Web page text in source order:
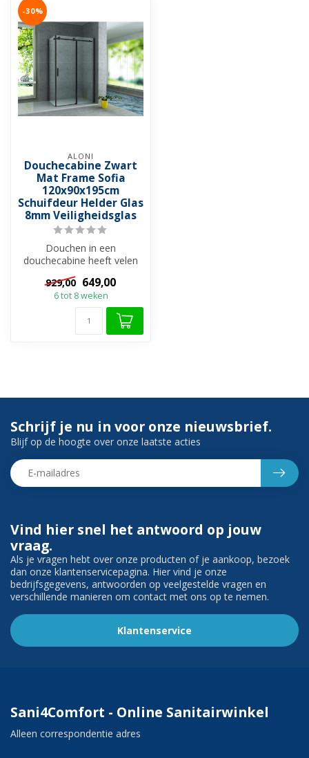
-30%
ALONI
Douchecabine Zwart
Mat Frame Sofia
120x90x195cm
Schuifdeur Helder Glas
8mm Veiligheidsglas
Douchen in een
douchecabine heeft velen
voordelen. Met deze
douchecabine geniet ...
929,00 649,00
6 tot 8 weken
Vind hier snel het antwoord op jouw
vraag.
Als je vragen hebt over onze producten of je aankoop, bezoek
dan onze klantenservicepagina. Hier vind je onze
bedrijfsgegevens, antwoorden op veelgestelde vragen en
verschillende manieren om contact met ons op te nemen.
Klantenservice
Schrijf je nu in voor onze nieuwsbrief.
Blijf op de hoogte over onze laatste acties
Sani4Comfort - Online Sanitairwinkel
Alleen correspondentie adres